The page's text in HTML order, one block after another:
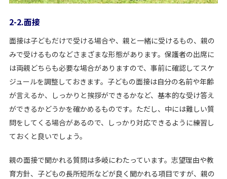
2-2.面接
面接は子どもだけで受ける場合や、親と一緒に受けるもの、親の
みで受けるものなどさまざまな形態があります。保護者の出席に
は両親どちらも必要な場合がありますので、事前に確認してスケ
ジュールを調整しておきます。子どもの面接は自分の名前や年齢
が言えるか、しっかりと挨拶ができるかなど、基本的な受け答え
ができるかどうかを確かめるものです。ただし、中には難しい質
問をしてくる場合があるので、しっかり対応できるように練習し
ておくと良いでしょう。
親の面接で聞かれる質問は多岐にわたっています。志望理由や教
育方針、子どもの長所短所などが良く聞かれる項目ですが、親の